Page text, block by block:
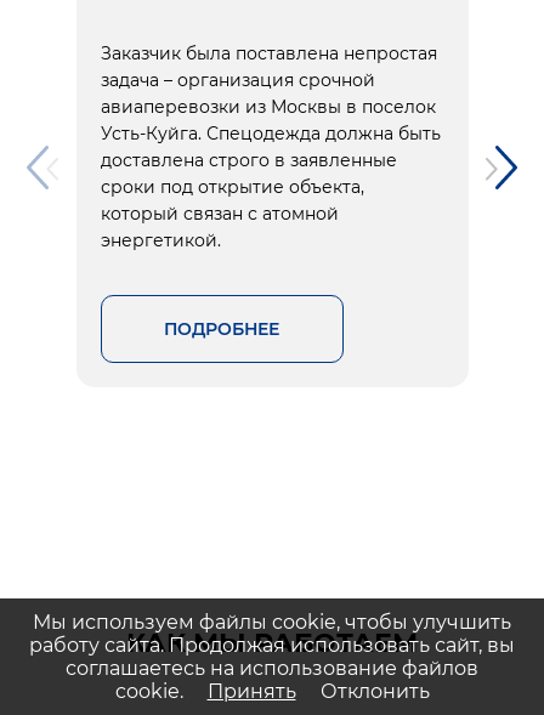
Заказчик была поставлена непростая
задача – организация срочной
авиаперевозки из Москвы в поселок
Усть-Куйга. Спецодежда должна быть
доставлена строго в заявленные
сроки под открытие объекта,
который связан с атомной
энергетикой.
ПОДРОБНЕЕ
КАК МЫ РАБОТАЕМ
Мы используем файлы cookie, чтобы улучшить
работу сайта. Продолжая использовать сайт, вы
соглашаетесь на использование файлов
cookie.
Принять Отклонить